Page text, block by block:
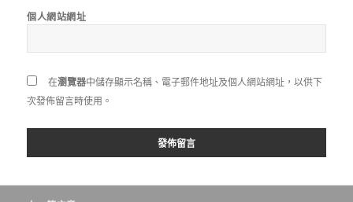
個人網站網址
在瀏覽器中儲存顯示名稱、電子郵件地址及個人網站網址，以供下
次發佈留言時使用。